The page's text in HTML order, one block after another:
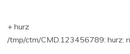
+ hurz
/tmp/ctm/CMD.123456789: hurz: